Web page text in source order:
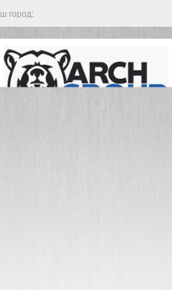
город: